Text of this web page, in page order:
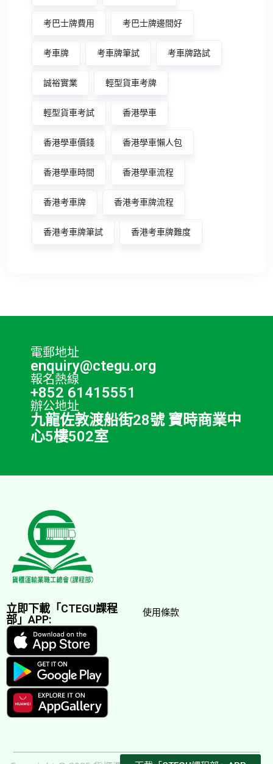
考巴士牌費用 考巴士牌邊間好
考車牌 考車牌筆試 考車牌路試
誠裕實業 輕型貨車考牌
輕型貨車考試 香港學車
香港學車價錢 香港學車懶人包
香港學車時間 香港學車流程
香港考車牌 香港考車牌流程
香港考車牌筆試 香港考車牌難度
電郵地址
enquiry@ctegu.org
報名熱線
+852 61415551
辦公地址
九龍佐敦渡船街28號 寶時商業中
心5樓502室
立即下載「CTEGU課程
部」APP:
使用條款